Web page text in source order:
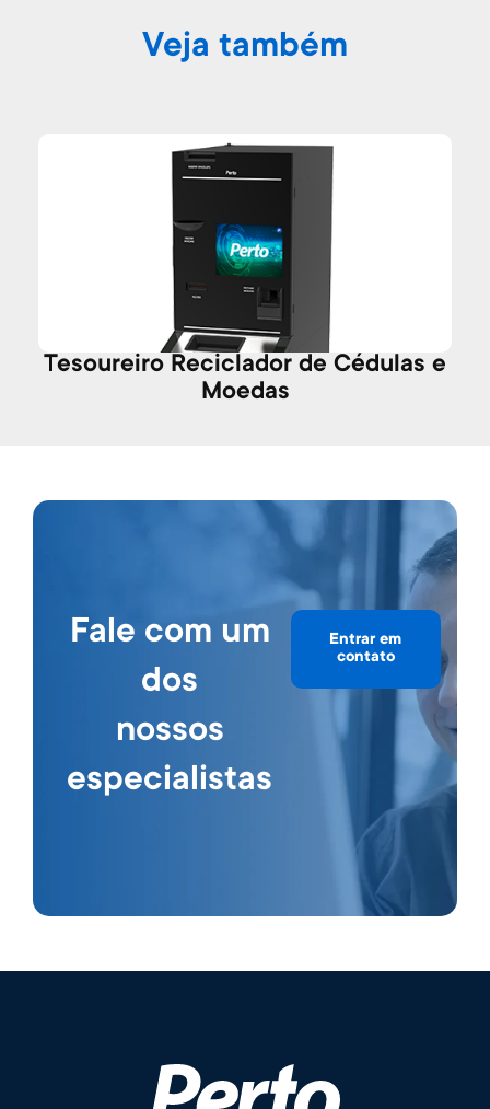
Veja também
Tesoureiro Reciclador de Cédulas e
Moedas
Fale com um
dos
nossos
especialistas
Entrar em
contato